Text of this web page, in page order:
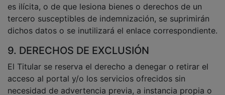
es ilícita, o de que lesiona bienes o derechos de un
tercero susceptibles de indemnización, se suprimirán
dichos datos o se inutilizará el enlace correspondiente.
9. DERECHOS DE EXCLUSIÓN
El Titular se reserva el derecho a denegar o retirar el
acceso al portal y/o los servicios ofrecidos sin
necesidad de advertencia previa, a instancia propia o